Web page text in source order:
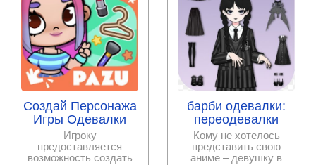
Создай Персонажа
Игры Одевалки
Игроку
предоставляется
возможность создать
барби одевалки:
переодевалки
Кому не хотелось
представить свою
аниме – девушку в